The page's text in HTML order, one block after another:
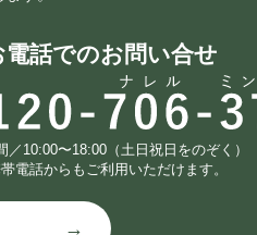
電話でのお問い合せ
／10:00〜18:00（土日祝日をのぞく）
電話からもご利用いただけます。